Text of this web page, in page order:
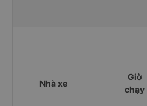
Nhà xe
Giờ
chạy